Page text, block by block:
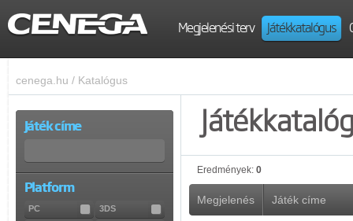
Megjelenési terv Játékkatalógus
cenega.hu / Katalógus
Játék címe
Platform
PC
3DS
Eredmények: 0
Megjelenés Játék címe